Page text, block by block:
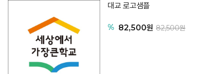
대교 로고샘플
% 82,500원 82,500원